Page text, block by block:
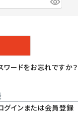
ワードをお忘れですか？
インまたは会員登録